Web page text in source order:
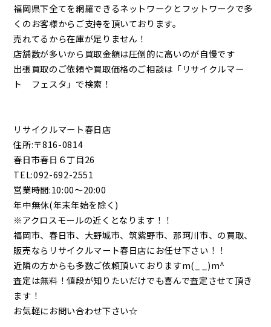
福岡県下全てを網羅できるネットワークとフットワークで多
くのお客様からご支持を頂いております。
売れてるから在庫が足りません！
店舗数が多いから買取金額は圧倒的に高いのが自慢です
出張買取のご依頼や買取価格のご相談は「リサイクルマー
ト フェスタ」で検索！
リサイクルマート春日店
住所:〒816-0814
春日市春日６丁目26
TEL:092-692-2551
営業時間:10:00～20:00
年中無休(年末年始を除く)
※アクロスモールの近くとなります！！
福岡市、春日市、大野城市、筑紫野市、那珂川市、の買取、
販売ならリサイクルマート春日店にお任せ下さい！！
近隣の方からも多数ご依頼頂いておりますm(_ _)m^
査定は無料！値段が知りたいだけでも喜んで査定させて頂き
ます！
お気軽にお問い合わせ下さい☆